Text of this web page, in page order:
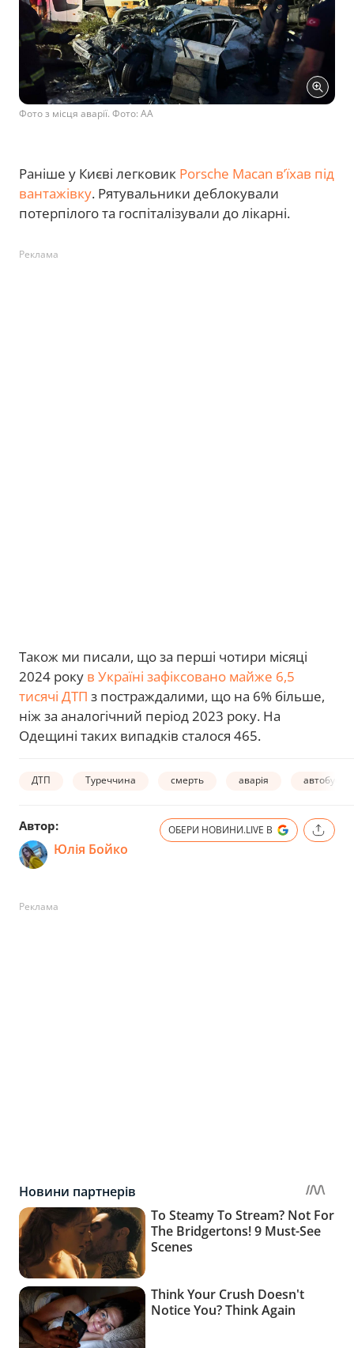
Фото з місця аварії. Фото: АА
Раніше у Києві легковик Porsche Macan в’їхав під
вантажівку. Рятувальники деблокували
потерпілого та госпіталізували до лікарні.
Реклама
Також ми писали, що за перші чотири місяці
2024 року в Україні зафіксовано майже 6,5
тисячі ДТП з постраждалими, що на 6% більше,
ніж за аналогічний період 2023 року. На
Одещині таких випадків сталося 465.
ДТП Туреччина смерть аварія автобуси
Автор:
Юлія Бойко
ОБЕРИ НОВИНИ.LIVE В
Реклама